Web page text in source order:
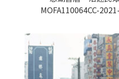
MOFA110064CC-